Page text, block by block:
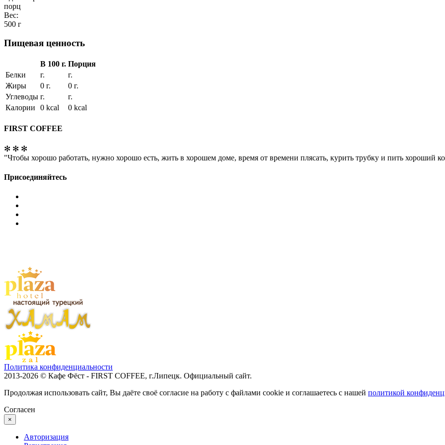
порц
Вес:
500 г
Пищевая ценность
В 100 г. Порция
Белки
г.
г.
Жиры
0 г.
0 г.
Углеводы г.
г.
Калории
0 kcal 0 kcal
FIRST COFFEE
✻ ✻ ✻
"Чтобы хорошо работать, нужно хорошо есть, жить в хорошем доме, время от времени плясать, курить трубку и пить хороший
Присоединяйтесь
Политика конфиденциальности
2013-2026 © Кафе Фёст - FIRST COFFEE, г.Липецк. Официальный сайт.
Продолжая использовать сайт, Вы даёте своё согласие на работу с файлами cookie и соглашаетесь с нашей политикой
Согласен
×
Авторизация